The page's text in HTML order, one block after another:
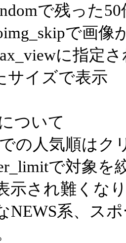
で残った
で画
に指定
サイズで表示
ついて
での人気順は
で対象を
示され難くな
NEWS系、ス